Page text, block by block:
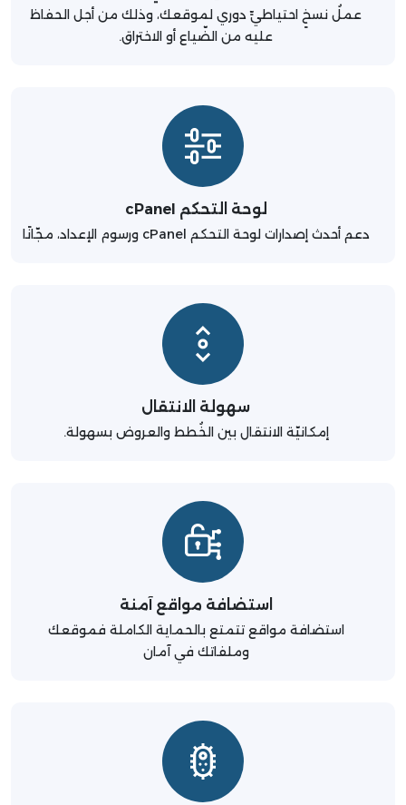
عملُ نسخٍ احتياطيٍّ دوري لموقعك، وذلك من أجل الحفاظ
عليه من الضّياع أو الاختراق.
لوحة التحكم cPanel
دعم أحدث إصدارات لوحة التحكم cPanel ورسوم الإعداد، مجّانًا
سهولة الانتقال
إمكانيّة الانتقال بين الخُطط والعروض بسهولة.
استضافة مواقع آمنة
استضافة مواقع تتمتع بالحماية الكاملة فموقعك
وملفاتك في آمان